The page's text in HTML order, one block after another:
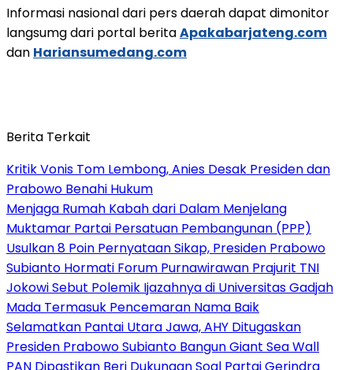
Informasi nasional dari pers daerah dapat dimonitor
langsumg dari portal beritaApakabarjateng.com
dan Hariansumedang.com
Berita Terkait
Kritik Vonis Tom Lembong, Anies Desak Presiden dan
Prabowo Benahi Hukum
Menjaga Rumah Kabah dari Dalam Menjelang
Muktamar Partai Persatuan Pembangunan (PPP)
Usulkan 8 Poin Pernyataan Sikap, Presiden Prabowo
Subianto Hormati Forum Purnawirawan Prajurit TNI
Jokowi Sebut Polemik Ijazahnya di Universitas Gadjah
Mada Termasuk Pencemaran Nama Baik
Selamatkan Pantai Utara Jawa, AHY Ditugaskan
Presiden Prabowo Subianto Bangun Giant Sea Wall